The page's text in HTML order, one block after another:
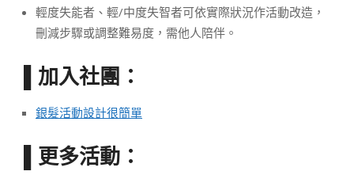
輕度失能者、輕/中度失智者可依實際狀況作活動改造，
刪減步驟或調整難易度，需他人陪伴。
加入社團：
銀髮活動設計很簡單
更多活動：